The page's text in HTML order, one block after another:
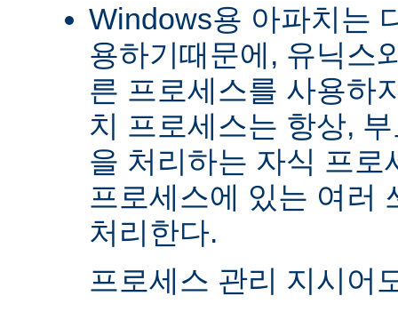
Windows용 아파치는
용하기때문에, 유닉스
른 프로세스를 사용하
치 프로세스는 항상,
을 처리하는 자식 프로
프로세스에 있는 여러
처리한다.
프로세스 관리 지시어